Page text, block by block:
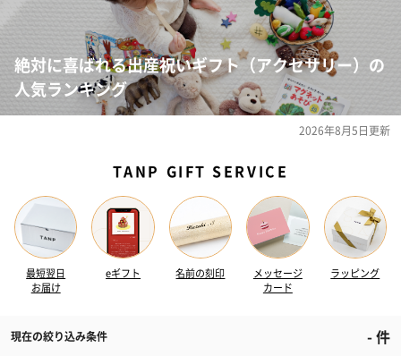
絶対に喜ばれる出産祝いギフト（アクセサリー）の
人気ランキング
2026年8月5日更新
TANP GIFT SERVICE
最短翌日
お届け
eギフト 名前の刻印
メッセージ
カード
ラッピング
現在の絞り込み条件 -件